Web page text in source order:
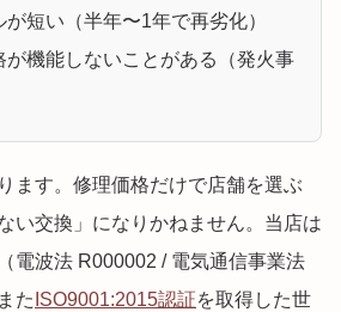
短い（半年〜1年で再劣化）
が機能しないことがある（発火事
ます。修理価格だけで店舗を選ぶ
い交換」になりかねません。当店は
（電波法 R000002 / 電気通信事業法
た ISO9001:2015認証を取得した世